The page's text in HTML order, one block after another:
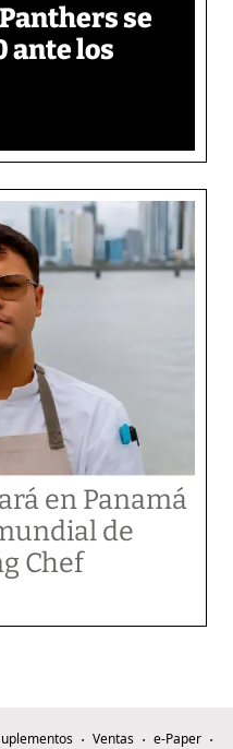
se
ante los
en Panamá
de
Chef
Ventas
e-Paper